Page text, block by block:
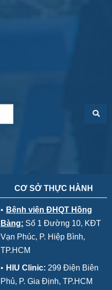
CƠ SỞ THỰC HÀNH
• Bệnh viện ĐHQT Hồng
Bàng: Số 1 Đường 10, KĐT
Vạn Phúc, P. Hiệp Bình,
TP.HCM
• HIU Clinic: 299 Điện Biên
Phủ, P. Gia Định, TP.HCM